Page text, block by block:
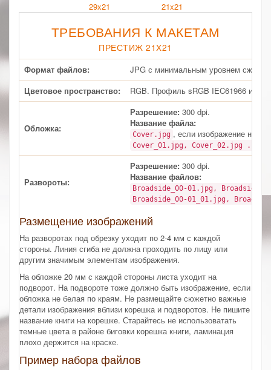
29x21 21x21
ТРЕБОВАНИЯ К МАКЕТАМ
ПРЕСТИЖ 21X21
Формат файлов:
JPG с минимальным уровнем сжатия.
Цветовое пространство:
RGB. Профиль sRGB IEC61966 или
Обложка:
Разрешение: 300 dpi.
Название файла:
Cover.jpg , если изображение на
Cover_01.jpg, Cover_02.jpg ...
Развороты:
Разрешение: 300 dpi.
Название файлов:
Broadside_00-01.jpg,
Broadside_00-01_01.jpg,
Размещение изображений
На разворотах под обрезку уходит по 2-4 мм с каждой
стороны. Линия сгиба не должна проходить по лицу или
другим значимым элементам изображения.
На обложке 20 мм с каждой стороны листа уходит на
подворот. На подвороте тоже должно быть изображение, если
обложка не белая по краям. Не размещайте сюжетно важные
детали изображения вблизи корешка и подворотов. Не пишите
название книги на корешке. Старайтесь не использоватать
темные цвета в районе биговки корешка книги, ламинация
плохо держится на краске.
Пример набора файлов